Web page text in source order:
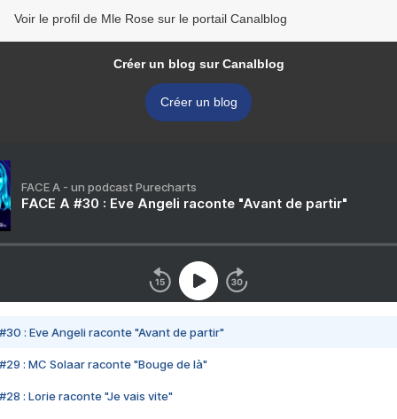
Voir le profil de Mle Rose sur le portail Canalblog
Créer un blog sur Canalblog
Créer un blog
FACE A - un podcast Purecharts
FACE A #30 : Eve Angeli raconte "Avant de partir"
#30 : Eve Angeli raconte "Avant de partir"
#29 : MC Solaar raconte "Bouge de là"
#28 : Lorie raconte "Je vais vite"